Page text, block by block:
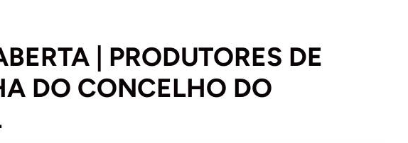
| PRODUTORES DE
DO CONCELHO DO